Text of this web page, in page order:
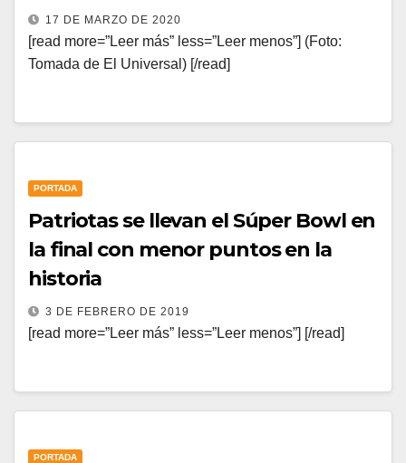
17 DE MARZO DE 2020
[read more=”Leer más” less=”Leer menos”] (Foto:
Tomada de El Universal) [/read]
PORTADA
Patriotas se llevan el Súper Bowl en
la final con menor puntos en la
historia
3 DE FEBRERO DE 2019
[read more=”Leer más” less=”Leer menos”] [/read]
PORTADA